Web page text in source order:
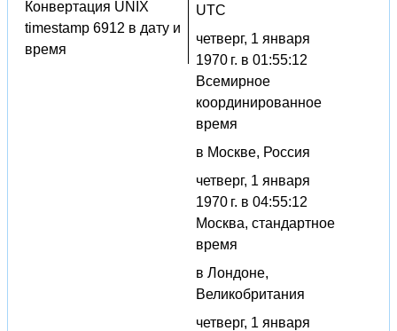
Конвертация UNIX
timestamp 6912 в дату и
время
UTC
четверг, 1 января
1970 г. в 01:55:12
Всемирное
координированное
время
в Москве, Россия
четверг, 1 января
1970 г. в 04:55:12
Москва, стандартное
время
в Лондоне,
Великобритания
четверг, 1 января